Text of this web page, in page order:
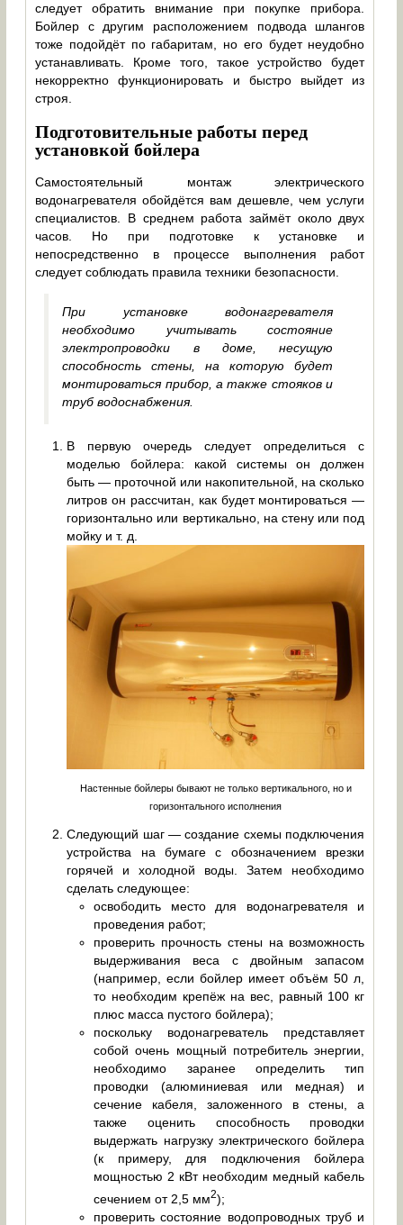
следует обратить внимание при покупке прибора.
Бойлер с другим расположением подвода шлангов
тоже подойдёт по габаритам, но его будет неудобно
устанавливать. Кроме того, такое устройство будет
некорректно функционировать и быстро выйдет из
строя.
Подготовительные работы перед
установкой бойлера
Самостоятельный монтаж электрического
водонагревателя обойдётся вам дешевле, чем услуги
специалистов. В среднем работа займёт около двух
часов. Но при подготовке к установке и
непосредственно в процессе выполнения работ
следует соблюдать правила техники безопасности.
При установке водонагревателя
необходимо учитывать состояние
электропроводки в доме, несущую
способность стены, на которую будет
монтироваться прибор, а также стояков и
труб водоснабжения.
В первую очередь следует определиться с
моделью бойлера: какой системы он должен
быть — проточной или накопительной, на сколько
литров он рассчитан, как будет монтироваться —
горизонтально или вертикально, на стену или под
мойку и т. д.
Настенные бойлеры бывают не только вертикального, но и
горизонтального исполнения
Следующий шаг — создание схемы подключения
устройства на бумаге с обозначением врезки
горячей и холодной воды. Затем необходимо
сделать следующее:
освободить место для водонагревателя и
проведения работ;
проверить прочность стены на возможность
выдерживания веса с двойным запасом
(например, если бойлер имеет объём 50 л,
то необходим крепёж на вес, равный 100 кг
плюс масса пустого бойлера);
поскольку водонагреватель представляет
собой очень мощный потребитель энергии,
необходимо заранее определить тип
проводки (алюминиевая или медная) и
сечение кабеля, заложенного в стены, а
также оценить способность проводки
выдержать нагрузку электрического бойлера
(к примеру, для подключения бойлера
мощностью 2 кВт необходим медный кабель
сечением от 2,5 мм2);
проверить состояние водопроводных труб и